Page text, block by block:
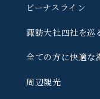
ビーナスライン
諏訪大社四社を巡
全ての方に快適な
周辺観光